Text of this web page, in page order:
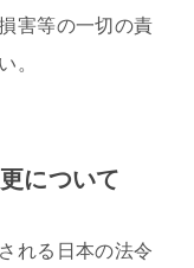
害等の一切の責
。
について
れる日本の法令